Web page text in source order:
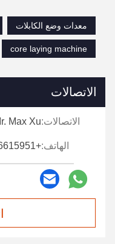
معدات وضع الكابلات
core laying machine
الاتصالات
الاتصالات:Max Xu
الهاتف:+86-18606615951